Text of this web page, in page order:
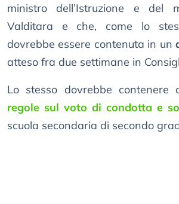
ministro dell’Istruzione e del
Valditara e che, come lo
dovrebbe essere contenuta in un
atteso fra due settimane in
Lo stesso dovrebbe contenere
regole sul voto di condotta e
scuola secondaria di secondo